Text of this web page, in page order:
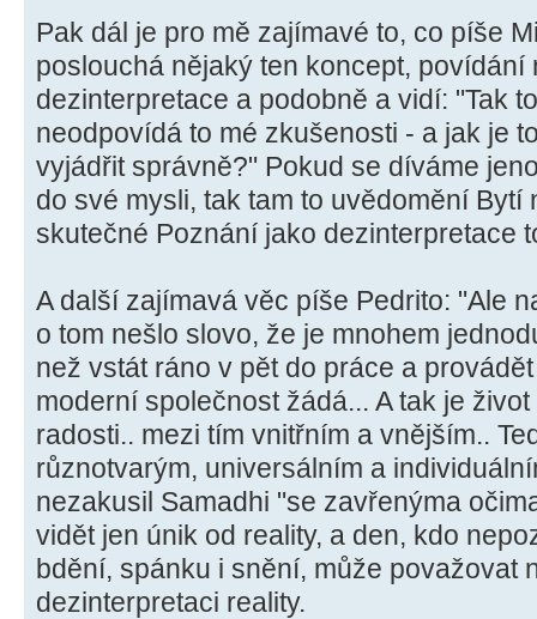
Pak dál je pro mě zajímavé to, co píše
poslouchá nějaký ten koncept, povídání
dezinterpretace a podobně a vidí: "Tak
neodpovídá to mé zkušenosti - a jak je
vyjádřit správně?" Pokud se díváme
do své mysli, tak tam to uvědomění Bytí
skutečné Poznání jako dezinterpretace
A další zajímavá věc píše Pedrito: "Ale
o tom nešlo slovo, že je mnohem
než vstát ráno v pět do práce a
moderní společnost žádá... A tak je
radosti.. mezi tím vnitřním a vnějším..
různotvarým, universálním a
nezakusil Samadhi "se zavřenýma
vidět jen únik od reality, a den, kdo
bdění, spánku i snění, může považovat
dezinterpretaci reality.